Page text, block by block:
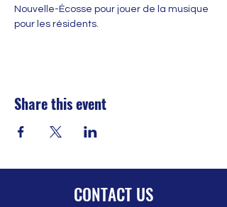
Nouvelle-Écosse pour jouer de la musique
pour les résidents.
Share this event
CONTACT US